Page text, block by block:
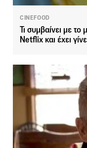
CINEFOOD
Τι συμβαίνει με
Netflix και έχει